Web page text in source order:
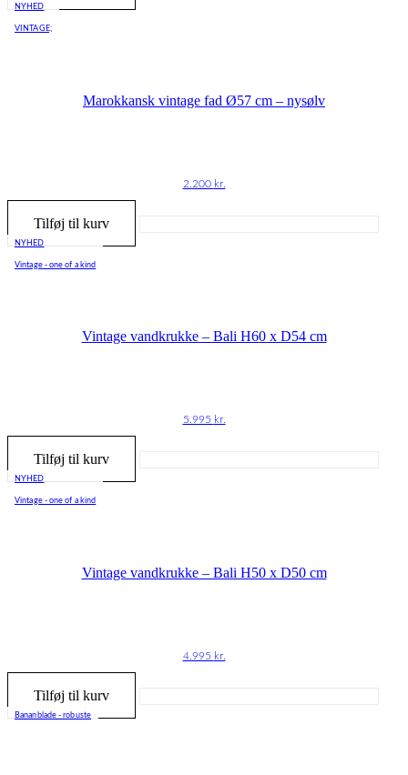
NYHED
VINTAGE;
Marokkansk vintage fad Ø57 cm – nysølv
2.200 kr.
Tilføj til kurv
NYHED
Vintage - one of a kind
Vintage vandkrukke – Bali H60 x D54 cm
5.995 kr.
Tilføj til kurv
NYHED
Vintage - one of a kind
Vintage vandkrukke – Bali H50 x D50 cm
4.995 kr.
Tilføj til kurv
Bananblade - robuste